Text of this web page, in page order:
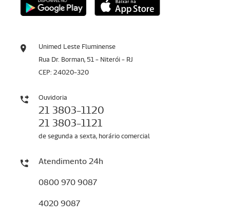
Unimed Leste Fluminense
Rua Dr. Borman, 51 - Niterói - RJ
CEP: 24020-320
Ouvidoria
21 3803-1120
21 3803-1121
de segunda a sexta, horário comercial
Atendimento 24h
0800 970 9087
4020 9087